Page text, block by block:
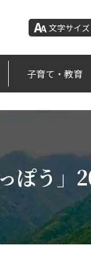
文字サイ
子育て・教育
ぽう」